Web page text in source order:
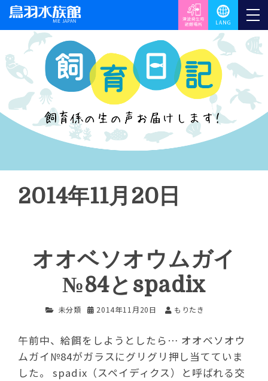
2014年11月20日
オオベソオウムガイ
№84とspadix
未分類 2014年11月20日 もりたき
午前中、給餌をしようとしたら… オオベソオウ
ムガイ№84がガラスにグリグリ押し当てていま
した。 spadix（スペイディクス）と呼ばれる交